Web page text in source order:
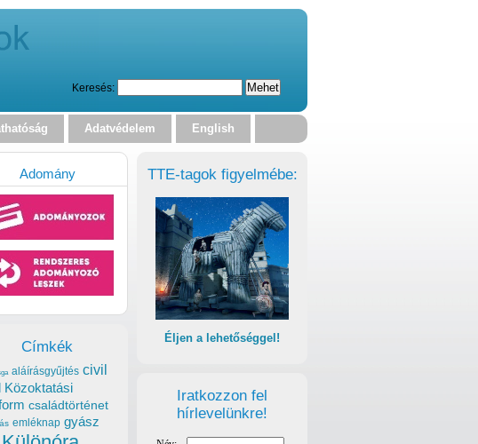
Keresés:
Adatvédelem English
TTE-tagok figyelmébe:
Éljen a lehetőséggel!
Iratkozzon fel
hírlevelünkre!
Adomány
Címkék
aláírásgyűjtés civil
Közoktatási
családtörténet
emléknap gyász